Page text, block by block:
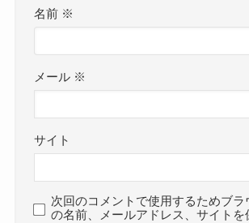
名前 ※
メール ※
サイト
次回のコメントで使用するためブラ
の名前、メールアドレス、サイトを